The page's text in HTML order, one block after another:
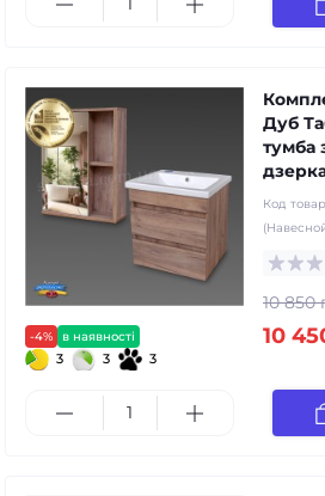
-4% в наявності
3 3 3
Дуб
тумба
Код
10 850
10